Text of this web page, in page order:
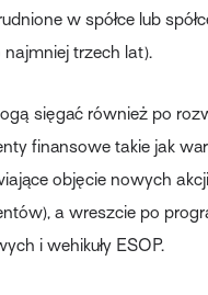
w spółce lub
najmniej trzech lat).
sięgać również po
finansowe takie jak
objęcie nowych
a wreszcie po
i wehikuły ESOP.